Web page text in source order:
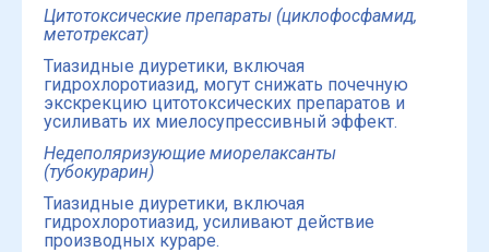
Цитотоксические препараты (циклофосфамид,
метотрексат)
Тиазидные диуретики, включая
гидрохлоротиазид, могут снижать почечную
экскрекцию цитотоксических препаратов и
усиливать их миелосупрессивный эффект.
Недеполяризующие миорелаксанты
(тубокурарин)
Тиазидные диуретики, включая
гидрохлоротиазид, усиливают действие
производных кураре.